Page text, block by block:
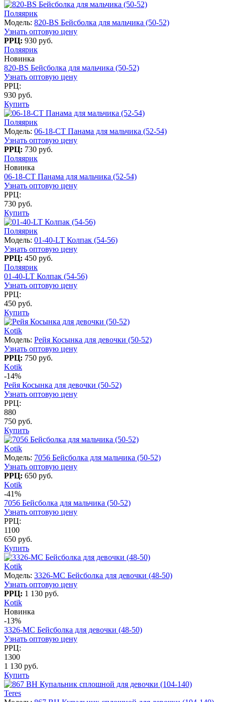
Поляярик
Модель: 820-BS Бейсболка для мальчика (50-52)
Узнать оптовую цену
РРЦ: 930 руб.
Поляярик
Новинка
820-BS Бейсболка для мальчика (50-52)
Узнать оптовую цену
РРЦ:
930 руб.
Купить
Поляярик
Модель: 06-18-CT Панама для мальчика (52-54)
Узнать оптовую цену
РРЦ: 730 руб.
Поляярик
Новинка
06-18-CT Панама для мальчика (52-54)
Узнать оптовую цену
РРЦ:
730 руб.
Купить
Поляярик
Модель: 01-40-LT Колпак (54-56)
Узнать оптовую цену
РРЦ: 450 руб.
Поляярик
01-40-LT Колпак (54-56)
Узнать оптовую цену
РРЦ:
450 руб.
Купить
Kotik
Модель: Рейя Косынка для девочки (50-52)
Узнать оптовую цену
РРЦ: 750 руб.
Kotik
-14%
Рейя Косынка для девочки (50-52)
Узнать оптовую цену
РРЦ:
880
750 руб.
Купить
Kotik
Модель: 7056 Бейсболка для мальчика (50-52)
Узнать оптовую цену
РРЦ: 650 руб.
Kotik
-41%
7056 Бейсболка для мальчика (50-52)
Узнать оптовую цену
РРЦ:
1100
650 руб.
Купить
Kotik
Модель: 3326-MC Бейсболка для девочки (48-50)
Узнать оптовую цену
РРЦ: 1 130 руб.
Kotik
Новинка
-13%
3326-MC Бейсболка для девочки (48-50)
Узнать оптовую цену
РРЦ:
1300
1 130 руб.
Купить
Teres